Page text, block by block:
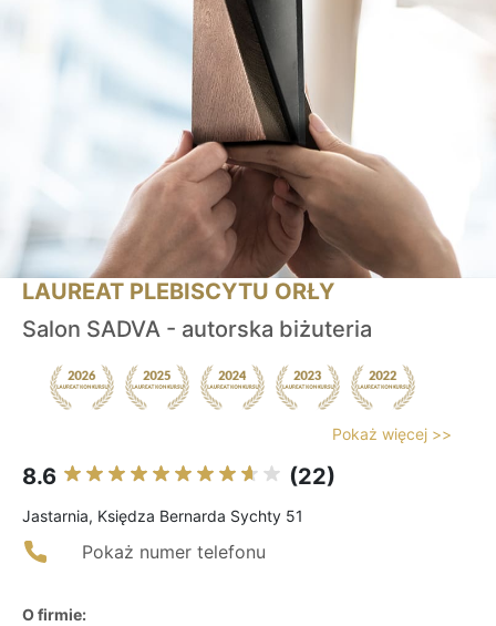
LAUREAT PLEBISCYTU ORŁY
Salon SADVA - autorska biżuteria
Pokaż więcej >>
8.6 (22)
Jastarnia, Księdza Bernarda Sychty 51
Pokaż numer telefonu
O firmie: